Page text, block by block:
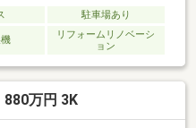
駐車場あり
リフォームリノベーシ
ョン
万円 3K